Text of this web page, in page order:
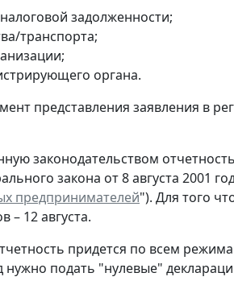
задолженности;
транспорта;
органа.
представления заявления в
законодательством
закона от 8 августа 2001
предпринимателей"). Для того
– 12 августа.
придется по всем
подать "нулевые"